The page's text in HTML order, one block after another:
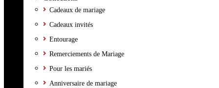
Cadeaux de mariage
Cadeaux invités
Entourage
Remerciements de Mariage
Pour les mariés
Anniversaire de mariage